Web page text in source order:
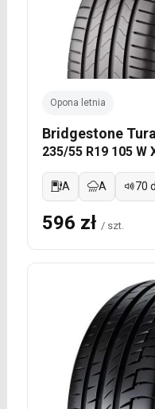
Opona letnia
Bridgestone
235/55 R19 105 W
A A 70
596 zł / szt.